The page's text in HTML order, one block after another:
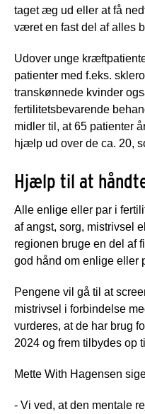
taget æg ud eller at få
været en fast del af alles
Udover unge
patienter med f.eks.
transkønnede kvinder
fertilitetsbevarende
midler til, at 65 patienter
hjælp ud over de ca. 20,
Hjælp til at
Alle enlige eller par i
af angst, sorg, mistrivsel
regionen bruge en del af
god hånd om enlige eller
Pengene vil gå til at
mistrivsel i forbindelse
vurderes, at de har brug
2024 og frem tilbydes op
Mette With Hagensen
- Vi ved, at den mentale